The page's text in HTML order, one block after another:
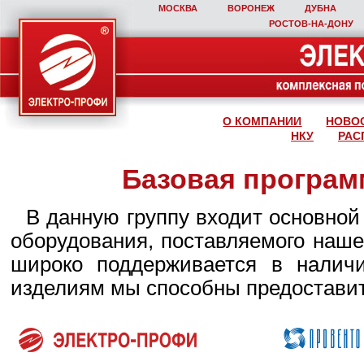
МОСКВА ВОРОНЕЖ
ДУБНА
РОСТОВ‑НА‑ДОНУ
О КОМПАНИИ
НКУ
Базовая
В данную группу входит
оборудования, поставляемого
широко поддерживается в
изделиям мы способны